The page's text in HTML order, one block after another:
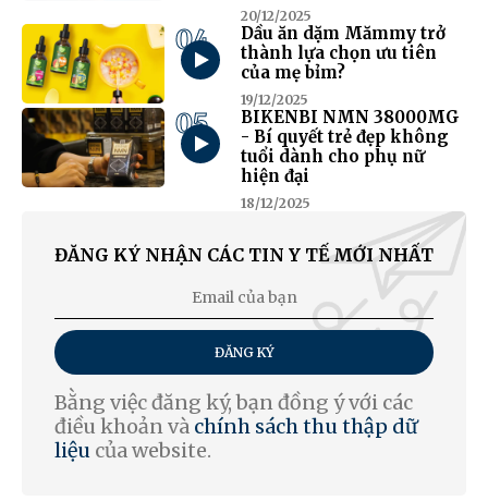
20/12/2025
04
Dầu ăn dặm Mămmy trở
thành lựa chọn ưu tiên
của mẹ bỉm?
19/12/2025
05
BIKENBI NMN 38000MG
- Bí quyết trẻ đẹp không
tuổi dành cho phụ nữ
hiện đại
18/12/2025
ĐĂNG KÝ NHẬN CÁC TIN Y TẾ MỚI NHẤT
ĐĂNG KÝ
Bằng việc đăng ký, bạn đồng ý với các
điều khoản và chính sách thu thập dữ
liệu của website.